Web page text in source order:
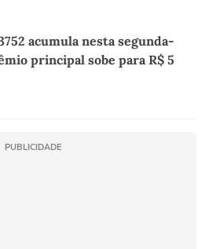
acumula nesta segunda-
principal sobe para R$ 5
PUBLICIDADE